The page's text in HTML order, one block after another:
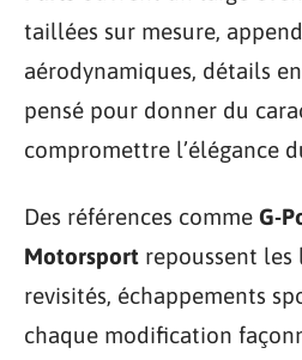
taillées sur mesure,
aérodynamiques, détails
pensé pour donner du
compromettre l’élégance
Des références comme G-
Motorsport repoussent les
revisités, échappements
chaque modification